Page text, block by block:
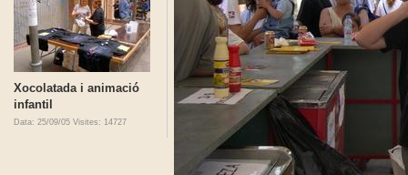
Xocolatada i animació
infantil
Data: 25/09/05 Visites: 14727